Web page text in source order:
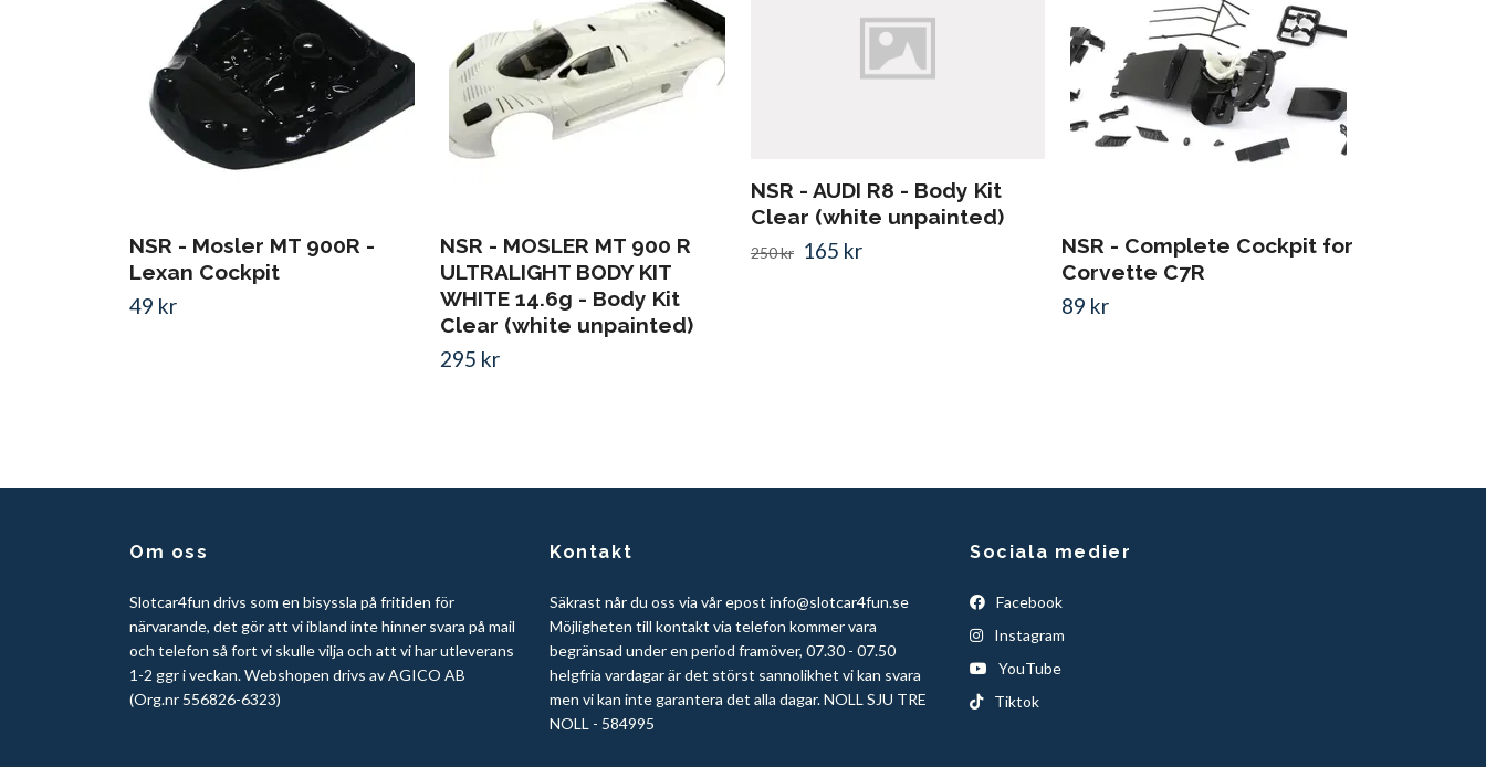
NSR - Mosler MT 900R -
Lexan Cockpit
49 kr
NSR - MOSLER MT 900 R
ULTRALIGHT BODY KIT
WHITE 14.6g - Body Kit
Clear (white unpainted)
295 kr
NSR - AUDI R8 - Body Kit
Clear (white unpainted)
250 kr 165 kr
NSR - Complete Cockpit for
Corvette C7R
89 kr
Om oss
Slotcar4fun drivs som en bisyssla på fritiden för
närvarande, det gör att vi ibland inte hinner svara på mail
och telefon så fort vi skulle vilja och att vi har utleverans
1-2 ggr i veckan. Webshopen drivs av AGICO AB
(Org.nr 556826-6323)
Kontakt
Säkrast når du oss via vår epost info@slotcar4fun.se
Möjligheten till kontakt via telefon kommer vara
begränsad under en period framöver, 07.30 - 07.50
helgfria vardagar är det störst sannolikhet vi kan svara
men vi kan inte garantera det alla dagar. NOLL SJU TRE
NOLL - 584995
Sociala medier
Facebook
Instagram
YouTube
Tiktok